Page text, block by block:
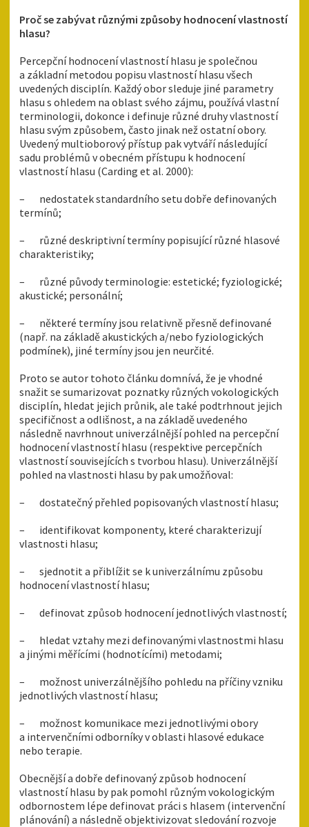
Proč se zabývat různými způsoby hodnocení vlastností
hlasu?
Percepční hodnocení vlastností hlasu je společnou
a základní metodou popisu vlastností hlasu všech
uvedených disciplín. Každý obor sleduje jiné parametry
hlasu s ohledem na oblast svého zájmu, používá vlastní
terminologii, dokonce i definuje různé druhy vlastností
hlasu svým způsobem, často jinak než ostatní obory.
Uvedený multioborový přístup pak vytváří následující
sadu problémů v obecném přístupu k hodnocení
vlastností hlasu (Carding et al. 2000):
– nedostatek standardního setu dobře definovaných
termínů;
– různé deskriptivní termíny popisující různé hlasové
charakteristiky;
– různé původy terminologie: estetické; fyziologické;
akustické; personální;
– některé termíny jsou relativně přesně definované
(např. na základě akustických a/nebo fyziologických
podmínek), jiné termíny jsou jen neurčité.
Proto se autor tohoto článku domnívá, že je vhodné
snažit se sumarizovat poznatky různých vokologických
disciplín, hledat jejich průnik, ale také podtrhnout jejich
specifičnost a odlišnost, a na základě uvedeného
následně navrhnout univerzálnější pohled na percepční
hodnocení vlastností hlasu (respektive percepčních
vlastností souvisejících s tvorbou hlasu). Univerzálnější
pohled na vlastnosti hlasu by pak umožňoval:
– dostatečný přehled popisovaných vlastností hlasu;
– identifikovat komponenty, které charakterizují
vlastnosti hlasu;
– sjednotit a přiblížit se k univerzálnímu způsobu
hodnocení vlastností hlasu;
– definovat způsob hodnocení jednotlivých vlastností;
– hledat vztahy mezi definovanými vlastnostmi hlasu
a jinými měřícími (hodnotícími) metodami;
– možnost univerzálnějšího pohledu na příčiny vzniku
jednotlivých vlastností hlasu;
– možnost komunikace mezi jednotlivými obory
a intervenčními odborníky v oblasti hlasové edukace
nebo terapie.
Obecnější a dobře definovaný způsob hodnocení
vlastností hlasu by pak pomohl různým vokologickým
odbornostem lépe definovat práci s hlasem (intervenční
plánování) a následně objektivizovat sledování rozvoje